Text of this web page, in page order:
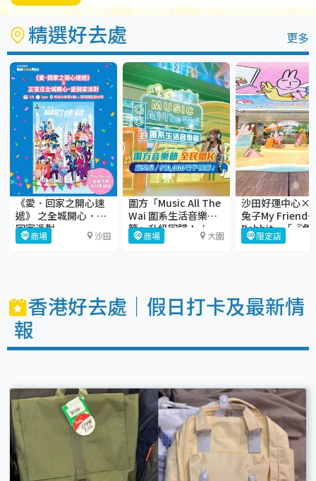
精選好去處 更多
《愛．回家之開心速
遞》 之全城開心．愛
回家派對
商場 沙田
圍方「Music All The
Wai 圍系生活音樂
節」升級回歸！🎶
商場 大圍
沙田好運中心×
兔子My Friend
Rabbit—「『兔
gather大曬
限定店
香港好去處｜假日打卡及最新情
報